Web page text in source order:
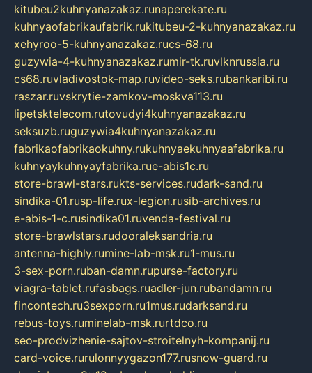
kitubeu2kuhnyanazakaz.runaperekate.ru
kuhnyaofabrikaufabrik.rukitubeu-2-kuhnyanazakaz.ru
xehyroo-5-kuhnyanazakaz.rucs-68.ru
guzywia-4-kuhnyanazakaz.rumir-tk.ruvlknrussia.ru
cs68.ruvladivostok-map.ruvideo-seks.rubankaribi.ru
raszar.ruvskrytie-zamkov-moskva113.ru
lipetsktelecom.rutovudyi4kuhnyanazakaz.ru
seksuzb.ruguzywia4kuhnyanazakaz.ru
fabrikaofabrikaokuhny.rukuhnyaekuhnyaafabrika.ru
kuhnyaykuhnyayfabrika.rue-abis1c.ru
store-brawl-stars.rukts-services.rudark-sand.ru
sindika-01.rusp-life.rux-legion.rusib-archives.ru
e-abis-1-c.rusindika01.ruvenda-festival.ru
store-brawlstars.rudooraleksandria.ru
antenna-highly.rumine-lab-msk.ru1-mus.ru
3-sex-porn.ruban-damn.rupurse-factory.ru
viagra-tablet.rufasbags.ruadler-jun.rubandamn.ru
fincontech.ru3sexporn.ru1mus.rudarksand.ru
rebus-toys.ruminelab-msk.rurtdco.ru
seo-prodvizhenie-sajtov-stroitelnyh-kompanij.ru
card-voice.rurulonnyygazon177.rusnow-guard.ru